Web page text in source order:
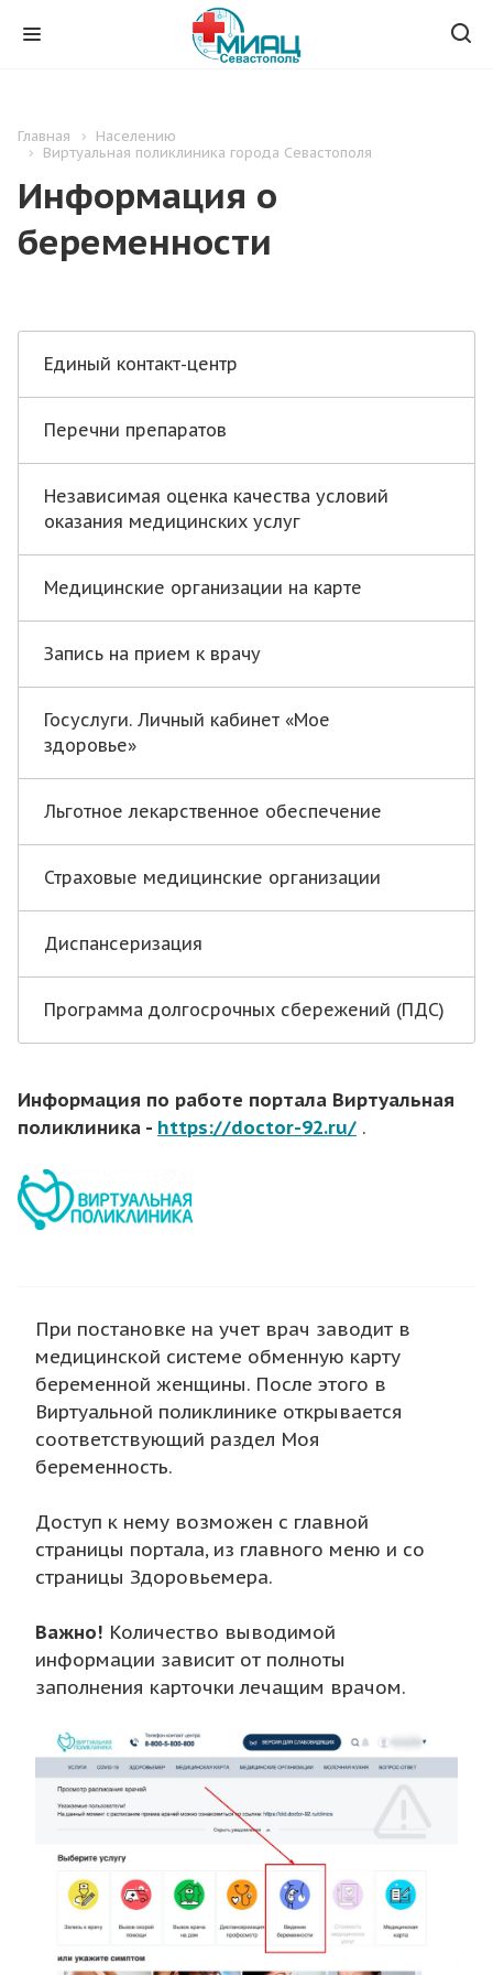
Главная
Населению
Виртуальная поликлиника города Севастополя
Информация о
беременности
Единый контакт-центр
Перечни препаратов
Независимая оценка качества условий
оказания медицинских услуг
Медицинские организации на карте
Запись на прием к врачу
Госуслуги. Личный кабинет «Мое
здоровье»
Льготное лекарственное обеспечение
Страховые медицинские организации
Диспансеризация
Программа долгосрочных сбережений (ПДС)
Информация по работе портала Виртуальная
поликлиника - https://doctor-92.ru/ .
При постановке на учет врач заводит в
медицинской системе обменную карту
беременной женщины. После этого в
Виртуальной поликлинике открывается
соответствующий раздел Моя
беременность.
Доступ к нему возможен с главной
страницы портала, из главного меню и со
страницы Здоровьемера.
Важно! Количество выводимой
информации зависит от полноты
заполнения карточки лечащим врачом.